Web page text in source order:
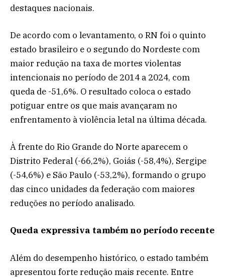
destaques nacionais.
De acordo com o levantamento, o RN foi o quinto
estado brasileiro e o segundo do Nordeste com
maior redução na taxa de mortes violentas
intencionais no período de 2014 a 2024, com
queda de -51,6%. O resultado coloca o estado
potiguar entre os que mais avançaram no
enfrentamento à violência letal na última década.
À frente do Rio Grande do Norte aparecem o
Distrito Federal (-66,2%), Goiás (-58,4%), Sergipe
(-54,6%) e São Paulo (-53,2%), formando o grupo
das cinco unidades da federação com maiores
reduções no período analisado.
Queda expressiva também no período recente
Além do desempenho histórico, o estado também
apresentou forte redução mais recente. Entre